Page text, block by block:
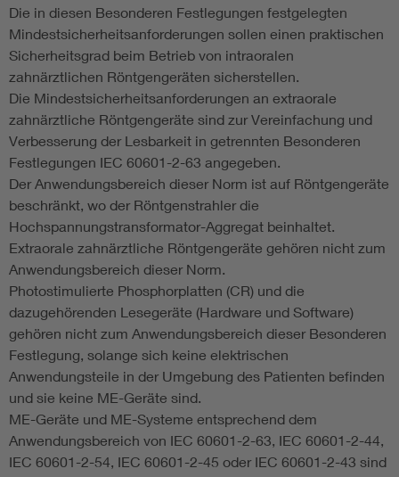
Die in diesen Besonderen Festlegungen festgelegten
Mindestsicherheitsanforderungen sollen einen praktischen
Sicherheitsgrad beim Betrieb von intraoralen
zahnärztlichen Röntgengeräten sicherstellen.
Die Mindestsicherheitsanforderungen an extraorale
zahnärztliche Röntgengeräte sind zur Vereinfachung und
Verbesserung der Lesbarkeit in getrennten Besonderen
Festlegungen IEC 60601-2-63 angegeben.
Der Anwendungsbereich dieser Norm ist auf Röntgengeräte
beschränkt, wo der Röntgenstrahler die
Hochspannungstransformator-Aggregat beinhaltet.
Extraorale zahnärztliche Röntgengeräte gehören nicht zum
Anwendungsbereich dieser Norm.
Photostimulierte Phosphorplatten (CR) und die
dazugehörenden Lesegeräte (Hardware und Software)
gehören nicht zum Anwendungsbereich dieser Besonderen
Festlegung, solange sich keine elektrischen
Anwendungsteile in der Umgebung des Patienten befinden
und sie keine ME-Geräte sind.
ME-Geräte und ME-Systeme entsprechend dem
Anwendungsbereich von IEC 60601-2-63, IEC 60601-2-44,
IEC 60601-2-54, IEC 60601-2-45 oder IEC 60601-2-43 sind